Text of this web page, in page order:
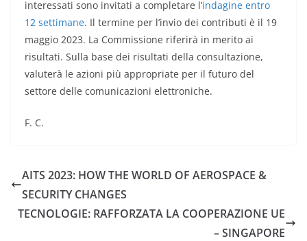
interessati sono invitati a completare l’indagine entro
12 settimane. Il termine per l’invio dei contributi è il 19
maggio 2023. La Commissione riferirà in merito ai
risultati. Sulla base dei risultati della consultazione,
valuterà le azioni più appropriate per il futuro del
settore delle comunicazioni elettroniche.
F. C.
AITS 2023: HOW THE WORLD OF AEROSPACE &
SECURITY CHANGES
TECNOLOGIE: RAFFORZATA LA COOPERAZIONE UE
– SINGAPORE